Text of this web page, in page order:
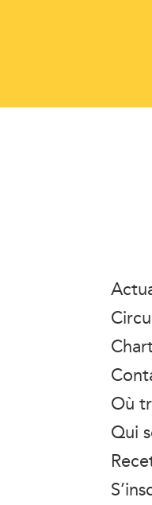
Où
Qui